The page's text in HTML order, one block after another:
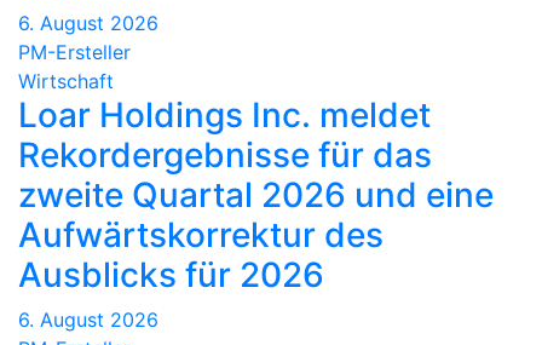
6. August 2026
PM-Ersteller
Wirtschaft
Loar Holdings Inc. meldet
Rekordergebnisse für das
zweite Quartal 2026 und eine
Aufwärtskorrektur des
Ausblicks für 2026
6. August 2026